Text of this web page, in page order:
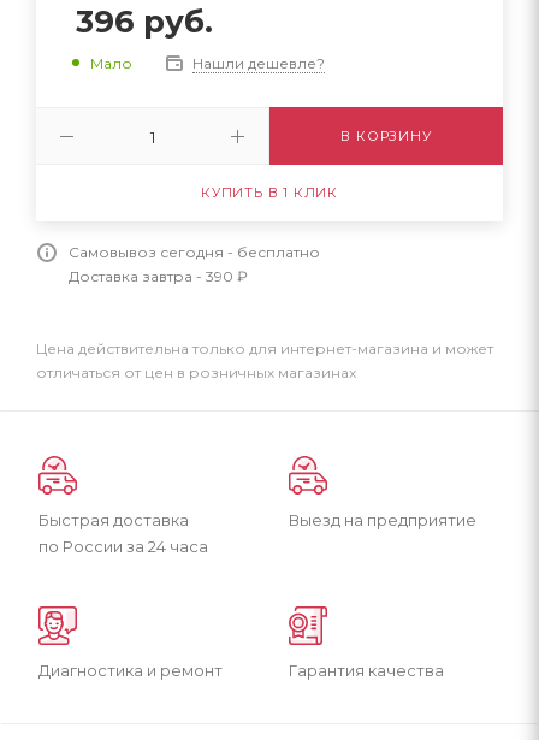
396 руб.
Мало Нашли дешевле?
В КОРЗИНУ
КУПИТЬ В 1 КЛИК
Самовывоз сегодня - бесплатно
Доставка завтра - 390 ₽
Цена действительна только для интернет-магазина и может
отличаться от цен в розничных магазинах
Быстрая доставка
по России за 24 часа
Выезд на предприятие
Диагностика и ремонт Гарантия качества